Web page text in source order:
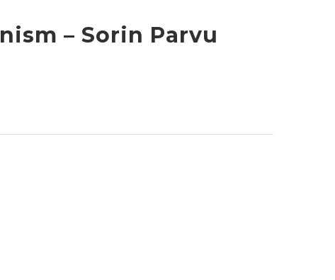
– Sorin Parvu